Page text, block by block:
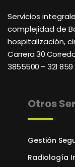
Servicios
complejidad de
hospitalización,
Carrera 30
3855500 – 321 859
Otros
Gestión
Radiología